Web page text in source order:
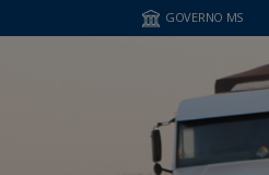
GOVERNO MS